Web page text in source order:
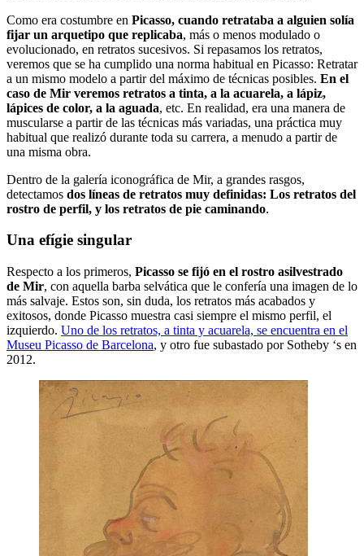
Como era costumbre en Picasso, cuando retrataba a alguien solía
fijar un arquetipo que replicaba, más o menos modulado o
evolucionado, en retratos sucesivos. Si repasamos los retratos,
veremos que se ha cumplido una norma habitual en Picasso: Retratar
a un mismo modelo a partir del máximo de técnicas posibles. En el
caso de Mir veremos retratos a tinta, a la acuarela, a lápiz,
lápices de color, a la aguada, etc. En realidad, era una manera de
muscularse a partir de las técnicas más variadas, una práctica muy
habitual que realizó durante toda su carrera, a menudo a partir de
una misma obra.
Dentro de la galería iconográfica de Mir, a grandes rasgos,
detectamos dos líneas de retratos muy definidas: Los retratos del
rostro de perfil, y los retratos de pie caminando.
Una efígie singular
Respecto a los primeros, Picasso se fijó en el rostro asilvestrado
de Mir, con aquella barba selvática que le confería una imagen de lo
más salvaje. Estos son, sin duda, los retratos más acabados y
exitosos, donde Picasso muestra casi siempre el mismo perfil, el
izquierdo. Uno de los retratos, a tinta y acuarela, se encuentra en el
Museu Picasso de Barcelona, ​​y otro fue subastado por Sotheby ‘s en
2012.